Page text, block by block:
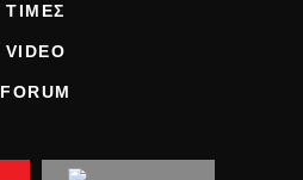
ΤΙΜΕΣ
VIDEO
FORUM